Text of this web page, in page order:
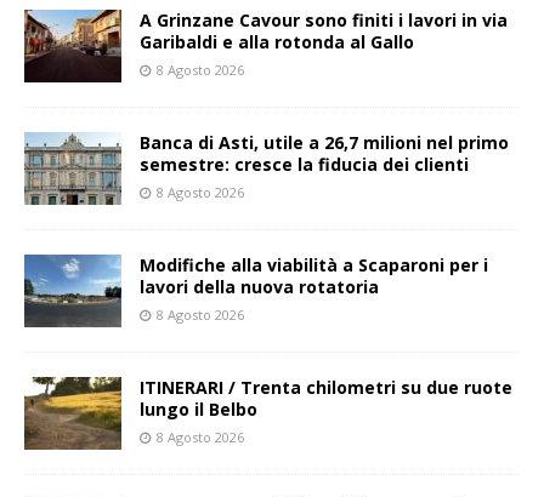
A Grinzane Cavour sono finiti i lavori in via
Garibaldi e alla rotonda al Gallo
8 Agosto 2026
Banca di Asti, utile a 26,7 milioni nel primo
semestre: cresce la fiducia dei clienti
8 Agosto 2026
Modifiche alla viabilità a Scaparoni per i
lavori della nuova rotatoria
8 Agosto 2026
ITINERARI / Trenta chilometri su due ruote
lungo il Belbo
8 Agosto 2026